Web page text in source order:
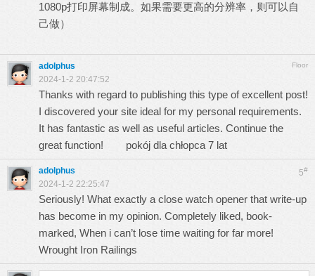
1080p打印屏幕制成。如果需要更高的分辨率，则可以自
己做）
Floor
adolphus
2024-1-2 20:47:52
Thanks with regard to publishing this type of excellent post!
I discovered your site ideal for my personal requirements.
It has fantastic as well as useful articles. Continue the
great function! pokój dla chłopca 7 lat
5#
adolphus
2024-1-2 22:25:47
Seriously! What exactly a close watch opener that write-up
has become in my opinion. Completely liked, book-
marked, When i can’t lose time waiting for far more!
Wrought Iron Railings